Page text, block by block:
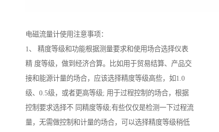
电磁流量计使用注意事项：
1、 精度等级和功能根据测量要求和使用场合选择仪表
精 度等级，做到经济合算。比如用于贸易结算、产品交
接和能源计量的场合，应该选择精度等级高些，如1.0
级、0.5级，或者更高等级; 用于过程控制的场合，根据
控制要求选择不 同精度等级;有些仅仅是检测一下过程流
量，无需做控制和计量的场合，可以选择精度等级稍低